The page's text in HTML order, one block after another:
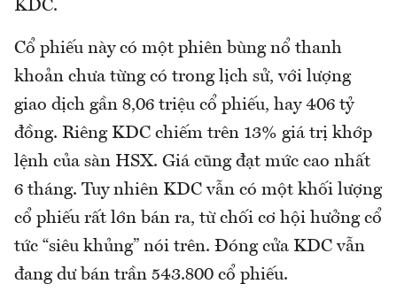
KDC.
Cổ phiếu này có một phiên bùng nổ thanh
khoản chưa từng có trong lịch sử, với lượng
giao dịch gần 8,06 triệu cổ phiếu, hay 406 tỷ
đồng. Riêng KDC chiếm trên 13% giá trị khớp
lệnh của sàn HSX. Giá cũng đạt mức cao nhất
6 tháng. Tuy nhiên KDC vẫn có một khối lượng
cổ phiếu rất lớn bán ra, từ chối cơ hội hưởng cổ
tức “siêu khủng” nói trên. Đóng cửa KDC vẫn
đang dư bán trần 543.800 cổ phiếu.